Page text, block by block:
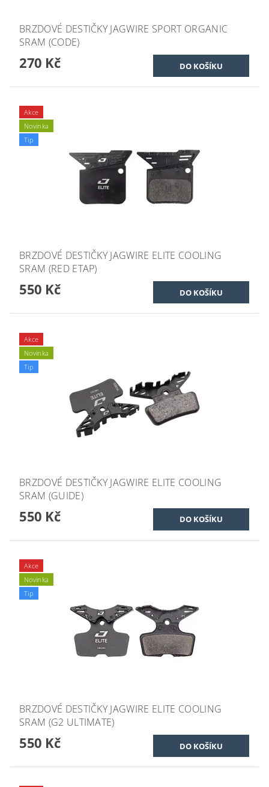
BRZDOVÉ DESTIČKY JAGWIRE SPORT ORGANIC
SRAM (CODE)
270 Kč
Akce
Novinka
Tip
BRZDOVÉ DESTIČKY JAGWIRE ELITE COOLING
SRAM (RED ETAP)
550 Kč
Akce
Novinka
Tip
BRZDOVÉ DESTIČKY JAGWIRE ELITE COOLING
SRAM (GUIDE)
550 Kč
Akce
Novinka
Tip
BRZDOVÉ DESTIČKY JAGWIRE ELITE COOLING
SRAM (G2 ULTIMATE)
550 Kč